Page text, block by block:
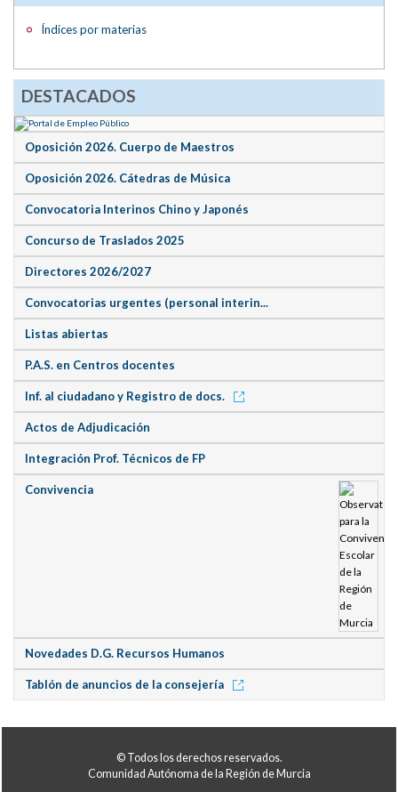
Índices por materias
DESTACADOS
Oposición 2026. Cuerpo de Maestros
Oposición 2026. Cátedras de Música
Convocatoria Interinos Chino y Japonés
Concurso de Traslados 2025
Directores 2026/2027
Convocatorias urgentes (personal interin...
Listas abiertas
P.A.S. en Centros docentes
Inf. al ciudadano y Registro de docs.
Actos de Adjudicación
Integración Prof. Técnicos de FP
Convivencia
Novedades D.G. Recursos Humanos
Tablón de anuncios de la consejería
© Todos los derechos reservados.
Comunidad Autónoma de la Región de Murcia